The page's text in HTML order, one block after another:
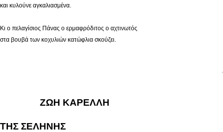
και κυλούνε αγκαλιασμένα.
Κι ο πελαγίσιος Πάνας ο ερμαφρόδιτος ο αχτινωτός
στα βουβά των κοχυλιών κατώφλια σκούζει.
.
ΖΩΗ ΚΑΡΕΛΛΗ
ΤΗΣ ΣΕΛΗΝΗΣ